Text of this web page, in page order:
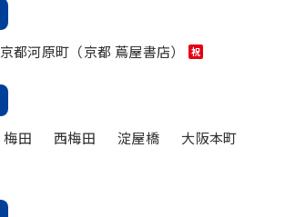
京都河原町（京都 蔦屋書店） 祝
梅田 西梅田 淀屋橋
大阪本町